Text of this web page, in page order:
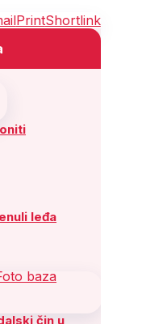
PrintShortlink
leđa
čin u